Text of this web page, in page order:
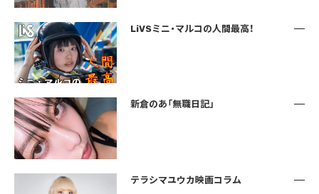
LiVSミニ・マルコの人間最高！
新倉のあ「無職日記」
テラシマユウカ映画コラム